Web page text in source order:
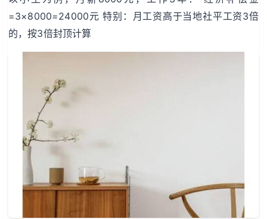
=3×8000=24000元 特别：月工资高于当地社平工资3倍
的，按3倍封顶计算